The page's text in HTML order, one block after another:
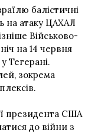
балістичні
на атаку ЦАХАЛ
Військово-
на 14 червня
Тегерані.
зокрема
президента США
до війни з